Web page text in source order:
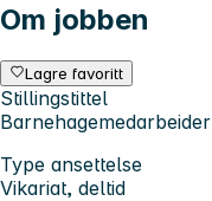
Om jobben
Lagre favoritt
Stillingstittel
Barnehagemedarbeider
Type ansettelse
Vikariat, deltid